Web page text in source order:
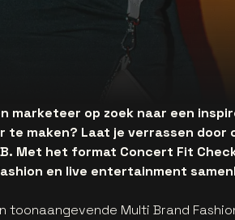
marketeer op zoek naar een
te maken? Laat je verrassen door
Met het format Concert Fit
en live entertainment
toonaangevende Multi Brand